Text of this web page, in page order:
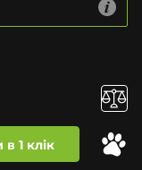
1 клік